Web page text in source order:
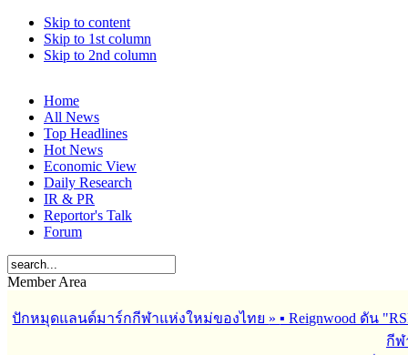
Skip to content
Skip to 1st column
Skip to 2nd column
Home
All News
Top Headlines
Hot News
Economic View
Daily Research
IR & PR
Reportor's Talk
Forum
Member Area
ปักหมุดแลนด์มาร์กกีฬาแห่งใหม่ของไทย »▪︎ Reignwood ดัน
กีฬ